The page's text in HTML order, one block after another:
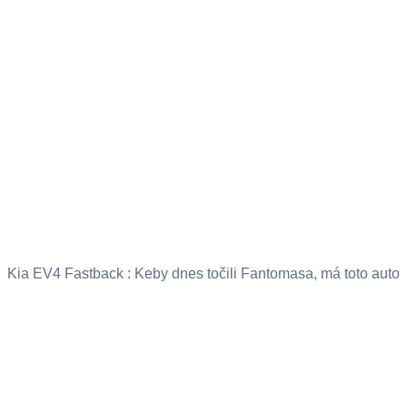
Kia EV4 Fastback : Keby dnes točili Fantomasa, má toto auto